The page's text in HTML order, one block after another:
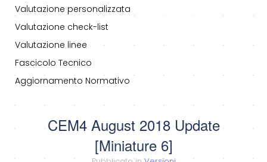
Valutazione personalizzata
Valutazione check-list
Valutazione linee
Fascicolo Tecnico
Aggiornamento Normativo
CEM4 August 2018 Update
[Miniature 6]